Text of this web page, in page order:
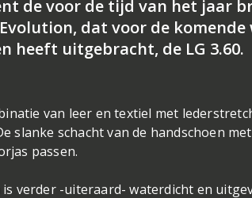
de voor de tijd van het jaar
dat voor de
heeft uitgebracht, de LG 3.60.
van leer en textiel met
slanke schacht van de handschoen
passen.
verder -uiteraard- waterdicht en